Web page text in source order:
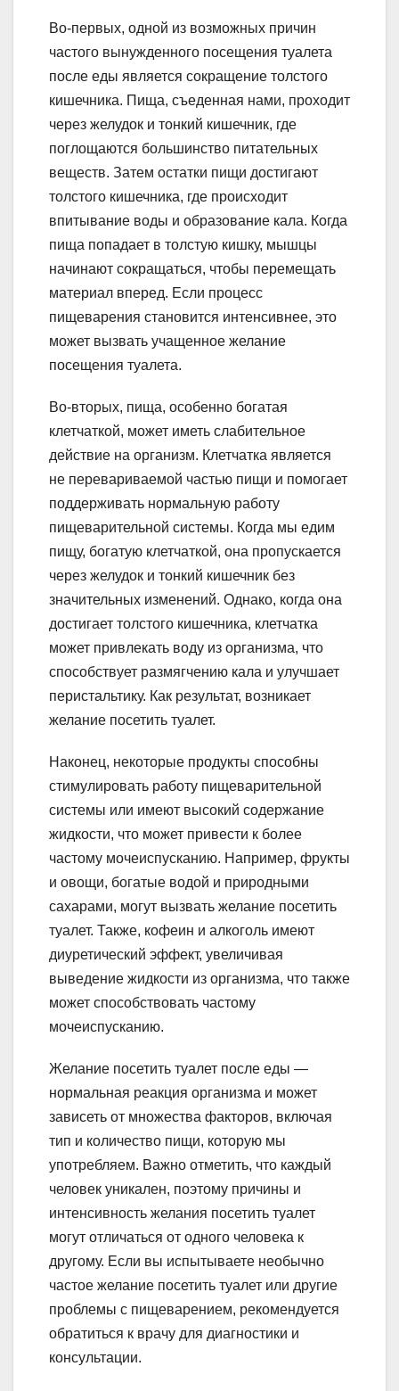
Во-первых, одной из возможных причин
частого вынужденного посещения туалета
после еды является сокращение толстого
кишечника. Пища, съеденная нами, проходит
через желудок и тонкий кишечник, где
поглощаются большинство питательных
веществ. Затем остатки пищи достигают
толстого кишечника, где происходит
впитывание воды и образование кала. Когда
пища попадает в толстую кишку, мышцы
начинают сокращаться, чтобы перемещать
материал вперед. Если процесс
пищеварения становится интенсивнее, это
может вызвать учащенное желание
посещения туалета.
Во-вторых, пища, особенно богатая
клетчаткой, может иметь слабительное
действие на организм. Клетчатка является
не перевариваемой частью пищи и помогает
поддерживать нормальную работу
пищеварительной системы. Когда мы едим
пищу, богатую клетчаткой, она пропускается
через желудок и тонкий кишечник без
значительных изменений. Однако, когда она
достигает толстого кишечника, клетчатка
может привлекать воду из организма, что
способствует размягчению кала и улучшает
перистальтику. Как результат, возникает
желание посетить туалет.
Наконец, некоторые продукты способны
стимулировать работу пищеварительной
системы или имеют высокий содержание
жидкости, что может привести к более
частому мочеиспусканию. Например, фрукты
и овощи, богатые водой и природными
сахарами, могут вызвать желание посетить
туалет. Также, кофеин и алкоголь имеют
диуретический эффект, увеличивая
выведение жидкости из организма, что также
может способствовать частому
мочеиспусканию.
Желание посетить туалет после еды —
нормальная реакция организма и может
зависеть от множества факторов, включая
тип и количество пищи, которую мы
употребляем. Важно отметить, что каждый
человек уникален, поэтому причины и
интенсивность желания посетить туалет
могут отличаться от одного человека к
другому. Если вы испытываете необычно
частое желание посетить туалет или другие
проблемы с пищеварением, рекомендуется
обратиться к врачу для диагностики и
консультации.